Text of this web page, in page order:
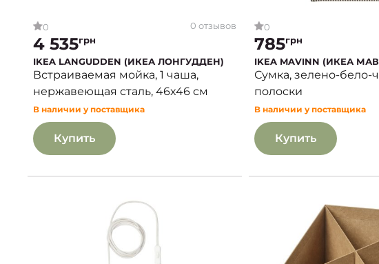
0 0 отзывов
4 535грн
IKEA LANGUDDEN (ИКЕА ЛОНГУДДЕН)
Встраиваемая мойка, 1 чаша,
нержавеющая сталь, 46x46 см
В наличии у поставщика
Купить
0
785грн
IKEA MAVINN (ИКЕА
Сумка, зелено-бело-
полоски
В наличии у поставщика
Купить